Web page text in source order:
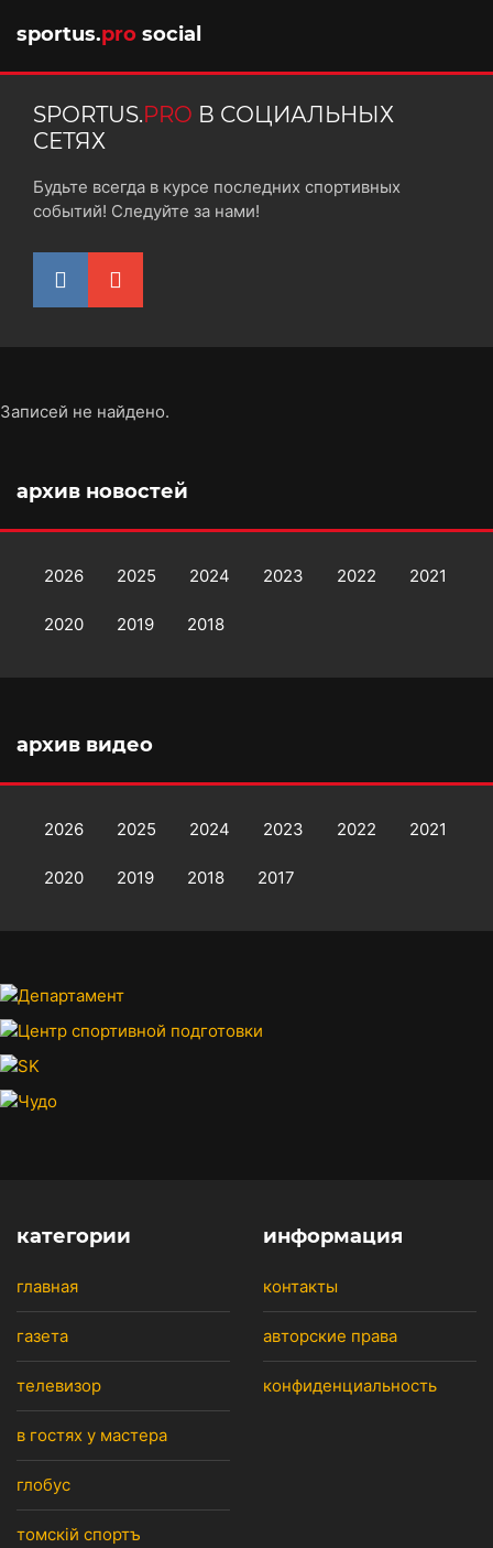
sportus.pro social
SPORTUS.PRO В СОЦИАЛЬНЫХ
СЕТЯХ
Будьте всегда в курсе последних спортивных
событий! Следуйте за нами!
Записей не найдено.
архив новостей
2026 2025 2024 2023 2022 2021
2020 2019 2018
архив видео
2026 2025 2024 2023 2022 2021
2020 2019 2018 2017
категории
главная
газета
телевизор
в гостях у мастера
глобус
томскiй спортъ
информация
контакты
авторские права
конфиденциальность